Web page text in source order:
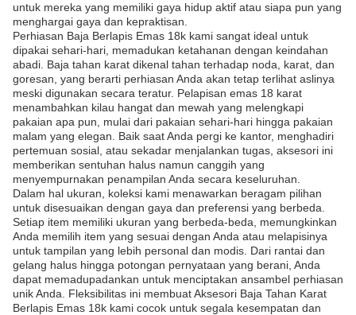
untuk mereka yang memiliki gaya hidup aktif atau siapa pun yang
menghargai gaya dan kepraktisan.
Perhiasan Baja Berlapis Emas 18k kami sangat ideal untuk
dipakai sehari-hari, memadukan ketahanan dengan keindahan
abadi. Baja tahan karat dikenal tahan terhadap noda, karat, dan
goresan, yang berarti perhiasan Anda akan tetap terlihat aslinya
meski digunakan secara teratur. Pelapisan emas 18 karat
menambahkan kilau hangat dan mewah yang melengkapi
pakaian apa pun, mulai dari pakaian sehari-hari hingga pakaian
malam yang elegan. Baik saat Anda pergi ke kantor, menghadiri
pertemuan sosial, atau sekadar menjalankan tugas, aksesori ini
memberikan sentuhan halus namun canggih yang
menyempurnakan penampilan Anda secara keseluruhan.
Dalam hal ukuran, koleksi kami menawarkan beragam pilihan
untuk disesuaikan dengan gaya dan preferensi yang berbeda.
Setiap item memiliki ukuran yang berbeda-beda, memungkinkan
Anda memilih item yang sesuai dengan Anda atau melapisinya
untuk tampilan yang lebih personal dan modis. Dari rantai dan
gelang halus hingga potongan pernyataan yang berani, Anda
dapat memadupadankan untuk menciptakan ansambel perhiasan
unik Anda. Fleksibilitas ini membuat Aksesori Baja Tahan Karat
Berlapis Emas 18k kami cocok untuk segala kesempatan dan